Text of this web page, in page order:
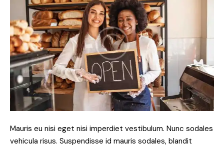
Mauris eu nisi eget nisi imperdiet vestibulum. Nunc sodales
vehicula risus. Suspendisse id mauris sodales, blandit